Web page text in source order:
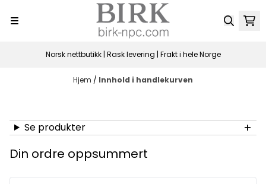
Norsk nettbutikk | Rask levering | Frakt i hele Norge
Hjem / Innhold i handlekurven
Se produkter
Din ordre oppsummert